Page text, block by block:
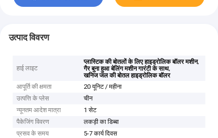
उत्पाद विवरण
हाई लाइट
प्लास्टिक की बोतलों के लिए हाइड्रोलिक बॉलर मशीन,
गैर बुना हुआ बेलिंग मशीन गारंटी के साथ,
खनिज जल की बोतल हाइड्रोलिक बॉलर
आपूर्ति की क्षमता
20 यूनिट / महीना
उत्पत्ति के प्लेस
चीन
न्यूनतम आदेश मात्रा
1 सेट
पैकेजिंग विवरण
लकड़ी का डिब्बा
प्रसव के समय
5-7 कार्य दिवस